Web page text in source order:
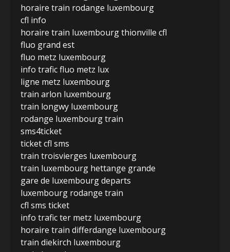
horaire train rodange luxembourg
cfl info
horaire train luxembourg thionville cfl
fluo grand est
fluo metz luxembourg
info trafic fluo metz lux
ligne metz luxembourg
train arlon luxembourg
train longwy luxembourg
rodange luxembourg train
sms4ticket
ticket cfl sms
train troisvierges luxembourg
train luxembourg hettange grande
gare de luxembourg departs
luxembourg rodange train
cfl sms ticket
info trafic ter metz luxembourg
horaire train differdange luxembourg
train diekirch luxembourg